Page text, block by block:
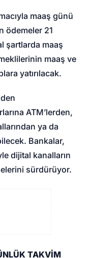
maaş günü
ödemeler 21
şartlarda maaş
maaş ve
yatırılacak.
ATM’lerden,
ya da
Bankalar,
dijital kanalların
sürdürüyor.
TAKVİM